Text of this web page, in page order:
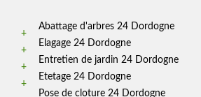
Abattage d'arbres 24 Dordogne
Elagage 24 Dordogne
Entretien de jardin 24 Dordogne
Etetage 24 Dordogne
Pose de cloture 24 Dordogne